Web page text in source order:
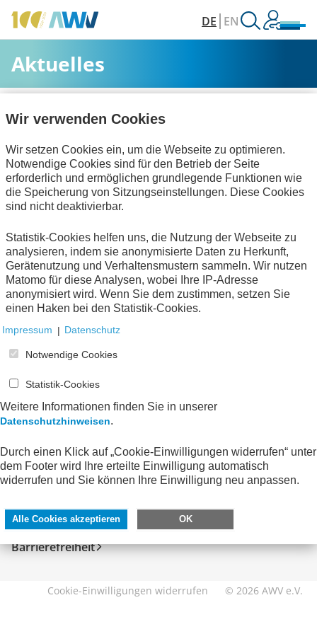
DE EN
Aktuelles
Alle Kategorien
Informationswirtschaft
zum Verein
Keine Nachrichten verfügbar.
SERVICE
Impressum
Datenschutzhinweise
Barrierefreiheit
DIREKT ZU
eXTra
AWV-Forum
Cookie-Einwilligungen widerrufen © 2026 AWV e.V.
Wir verwenden Cookies
Wir setzen Cookies ein, um die Webseite zu optimieren.
Notwendige Cookies sind für den Betrieb der Seite
erforderlich und ermöglichen grundlegende Funktionen wie
die Speicherung von Sitzungseinstellungen. Diese Cookies
sind nicht deaktivierbar.
Statistik-Cookies helfen uns, die Nutzung der Webseite zu
analysieren, indem sie anonymisierte Daten zu Herkunft,
Gerätenutzung und Verhaltensmustern sammeln. Wir nutzen
Matomo für diese Analysen, wobei Ihre IP-Adresse
anonymisiert wird. Wenn Sie dem zustimmen, setzen Sie
einen Haken bei den Statistik-Cookies.
Impressum | Datenschutz
Notwendige Cookies
Statistik-Cookies
Weitere Informationen finden Sie in unserer
Datenschutzhinweisen.
Durch einen Klick auf „Cookie-Einwilligungen widerrufen“ unter
dem Footer wird Ihre erteilte Einwilligung automatisch
widerrufen und Sie können Ihre Einwilligung neu anpassen.
Alle Cookies akzeptieren OK